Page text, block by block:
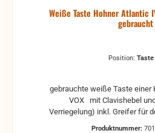
Weiße Taste Hohner Atlantic
gebraucht
Position: Taste
gebrauchte weiße Taste einer
VOX mit Clavishebel und Klappe (ohne
Verriegelung) inkl. Greifer für den Federkontakt auf
Produktnummer: